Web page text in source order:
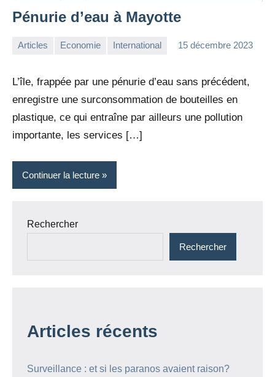
Pénurie d’eau à Mayotte
Articles Economie International 15 décembre 2023
L’île, frappée par une pénurie d’eau sans précédent,
enregistre une surconsommation de bouteilles en
plastique, ce qui entraîne par ailleurs une pollution
importante, les services […]
Continuer la lecture
Rechercher
Rechercher
Articles récents
Surveillance : et si les paranos avaient raison?